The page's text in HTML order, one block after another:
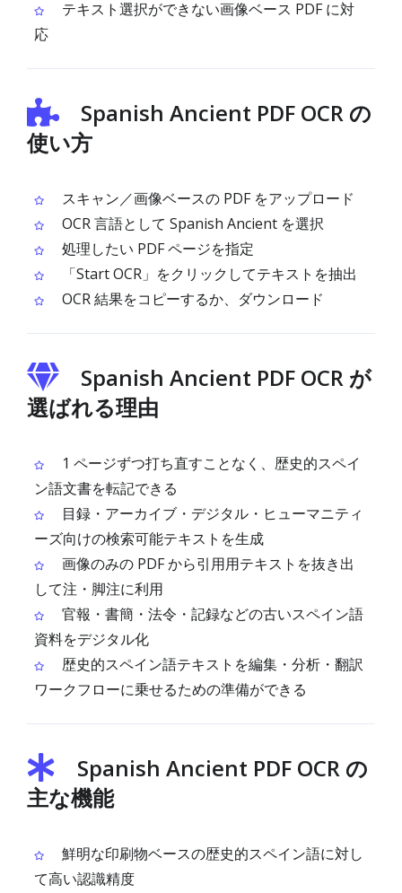
テキスト選択ができない画像ベース PDF に対
応
Spanish Ancient PDF OCR の
使い方
スキャン／画像ベースの PDF をアップロード
OCR 言語として Spanish Ancient を選択
処理したい PDF ページを指定
「Start OCR」をクリックしてテキストを抽出
OCR 結果をコピーするか、ダウンロード
Spanish Ancient PDF OCR が
選ばれる理由
1 ページずつ打ち直すことなく、歴史的スペイ
ン語文書を転記できる
目録・アーカイブ・デジタル・ヒューマニティ
ーズ向けの検索可能テキストを生成
画像のみの PDF から引用用テキストを抜き出
して注・脚注に利用
官報・書簡・法令・記録などの古いスペイン語
資料をデジタル化
歴史的スペイン語テキストを編集・分析・翻訳
ワークフローに乗せるための準備ができる
Spanish Ancient PDF OCR の
主な機能
鮮明な印刷物ベースの歴史的スペイン語に対し
て高い認識精度